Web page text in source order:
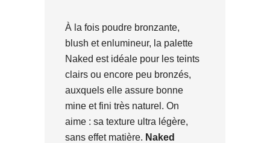
À la fois poudre bronzante,
blush et enlumineur, la palette
Naked est idéale pour les teints
clairs ou encore peu bronzés,
auxquels elle assure bonne
mine et fini très naturel. On
aime : sa texture ultra légère,
sans effet matière. Naked